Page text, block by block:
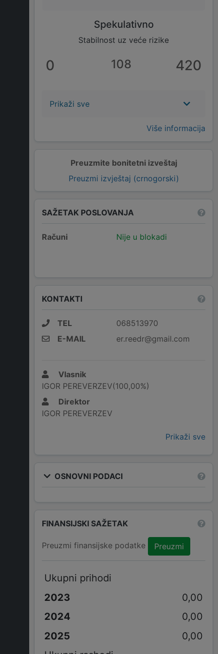
Preuzmite bonitetni izveštaj
Preuzmi izvještaj (crnogorski)
Spekulativno
Stabilnost uz veće rizike
0 108 420
Prikaži sve
Više informacija
SAŽETAK POSLOVANJA
Računi Nije u blokadi
KONTAKTI
TEL
068513970
E-MAIL
er.reedr@gmail.com
Vlasnik
IGOR PEREVERZEV(100,00%)
Direktor
IGOR PEREVERZEV
Prikaži sve
OSNOVNI PODACI
FINANSIJSKI SAŽETAK
Preuzmi finansijske podatke Preuzmi
Ukupni prihodi
0,00
0,00
0,00